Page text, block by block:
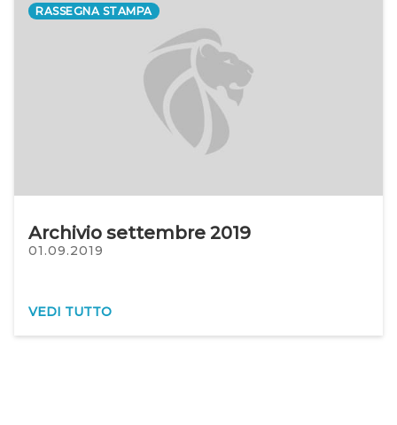
RASSEGNA STAMPA
Archivio settembre 2019
01.09.2019
VEDI TUTTO